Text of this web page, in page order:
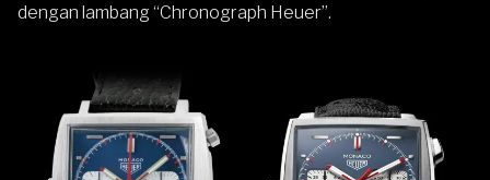
dengan lambang “Chronograph Heuer”.